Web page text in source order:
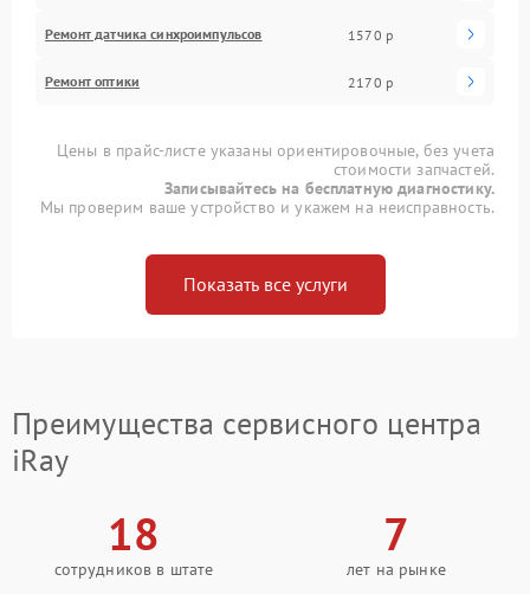
Ремонт датчика синхроимпульсов 1570 р
Ремонт оптики 2170 р
Цены в прайс-листе указаны ориентировочные, без учета
стоимости запчастей.
Записывайтесь на бесплатную диагностику.
Мы проверим ваше устройство и укажем на неисправность.
Показать все услуги
Преимущества сервисного центра
iRay
18
сотрудников в штате
7
лет на рынке